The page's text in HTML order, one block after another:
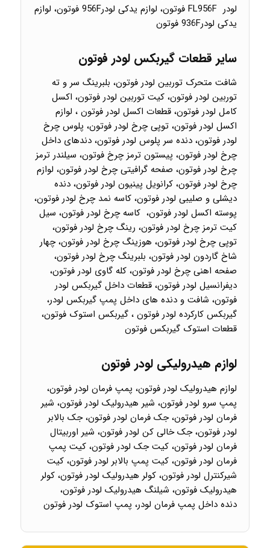
لودر FL956F فوتون، لوازم یدکی لودر956F فوتون، لوازم
یدکی لودر936F فوتون
سایر قطعات گیربکس لودر فوتون
شافت متحرک توربین لودر فوتون، بلبرینگ سر و ته
توربین لودر فوتون، کیت توربین لودر فوتون، اکسل
کامل لودر فوتون، قطعات اکسل لودر فوتون ، لوازم
اکسل لودر فوتون، توپی چرخ لودر فوتون، پلوس چرخ
لودر فوتون، دنده سر پلوس لودر فوتون، دندهای داخل
چرخ لودر فوتون، پیستون ترمز چرخ فوتون، سیلندر ترمز
چرخ لودر فوتون، صفحه گرافیتی چرخ لودر فوتون، لوازم
چرخ لودر فوتون، کرانویل پینیون لودر فوتون، دنده
دیشلی و صلیبی لودر فوتون، کاسه نمد چرخ لودر فوتون،
پوسته اکسل لودر فوتون، کاسه چرخ لودر فوتون، سیل
کیت ترمز چرخ لودر فوتون، رینگ چرخ لودر فوتون،
توپی چرخ لودر فوتون، هوزینگ چرخ لودر فوتون، چهار
شاخ گاردون لودر فوتون، بلبرینگ چرخ لودر فوتون،
صفحه اهنی چرخ لودر فوتون، کله گاوی لودر فوتون،
دیفرانسیل لودر فوتون، قطعات داخل گیربکس لودر
فوتون، شافت و دنده های داخل پمپ گیربکس لودر،
گیربکس کارکرده لودر فوتون ، گیربکس استوک فوتون،
قطعات استوک گیربکس فوتون
لوازم هیدرولیکی لودر فوتون
لوازم هیدرولیک لودر فوتون، پمپ فرمان لودر فوتون،
پمپ سرو لودر فوتون، شیر هیدرولیک لودر فوتون، شیر
فرمان لودر فوتون، جک فرمان لودر فوتون، جک بالابر
لودر فوتون، جک خالی کن لودر فوتون، شیر اوربیتال
فرمان لودر فوتون، کیت جک لودر فوتون، کیت پمپ
فرمان لودر فوتون، کیت پمپ بالابر لودر فوتون، کیت
شیرکنترل لودر فوتون، کولر هیدرولیک لودر فوتون، کولر
هیدرولیک فوتون، شیلنگ هیدرولیک لودر فوتون،
دنده داخل پمپ فرمان لودر، پمپ استوک لودر فوتون